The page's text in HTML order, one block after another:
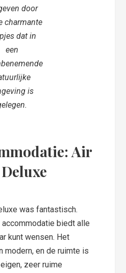
door
charmante
dat in
een
is
Air
was fantastisch.
biedt alle
kunt wensen. Het
modern, en de ruimte is
zeer ruime